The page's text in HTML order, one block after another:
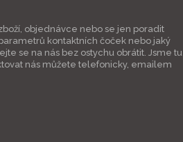
objednávce nebo se jen poradit
kontaktních čoček nebo jaký
se na nás bez ostychu obrátit. Jsme tu
nás můžete telefonicky, emailem